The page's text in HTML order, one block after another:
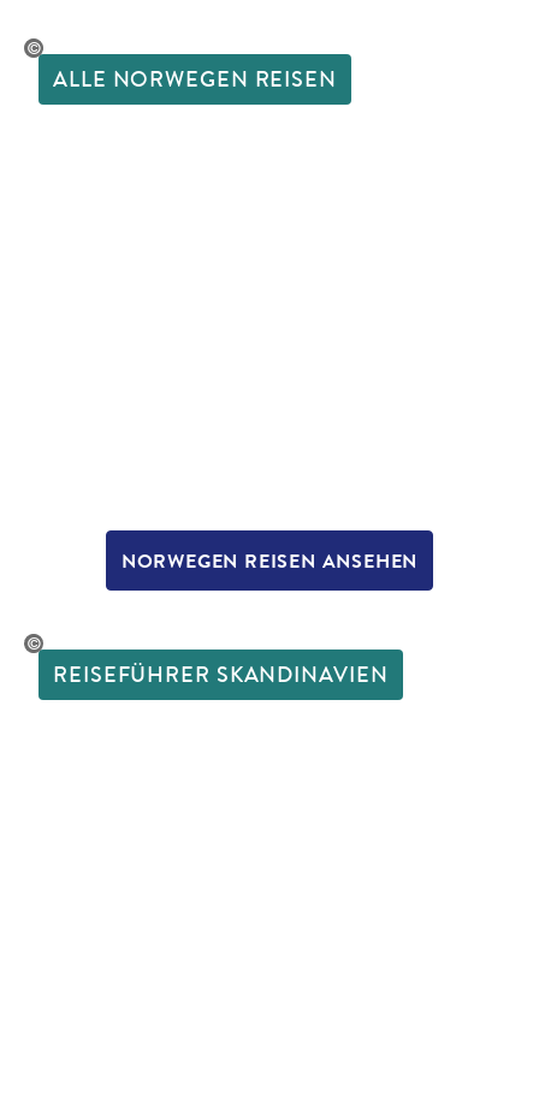
studio-gty
ALLE NORWEGEN REISEN
NORWEGEN REISEN ANSEHEN
- shutterstock
REISEFÜHRER SKANDINAVIEN